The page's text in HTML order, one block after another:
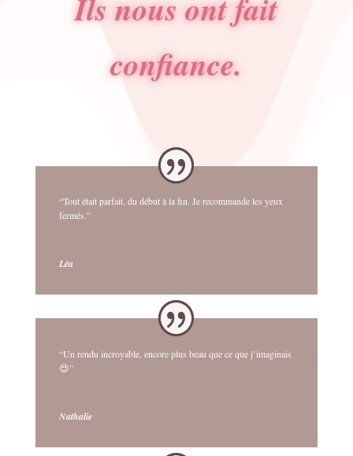
Ils nous ont fait
confiance.
“Tout était parfait, du début à la fin. Je recommande les yeux
fermés.”
Léa
“Un rendu incroyable, encore plus beau que ce que j’imaginais
😍”
Nathalie